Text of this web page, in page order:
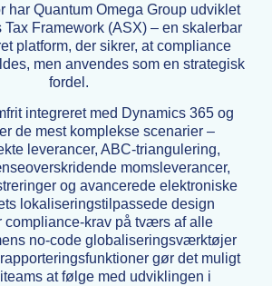
har Quantum Omega Group udviklet
Framework (ASX) – en skalerbar
platform, der sikrer, at compliance
men anvendes som en strategisk
fordel.
integreret med Dynamics 365 og
de mest komplekse scenarier –
leverancer, ABC-triangulering,
momsleverancer,
og avancerede elektroniske
lokaliseringstilpassede design
compliance-krav på tværs af alle
no-code globaliseringsværktøjer
gør det muligt
at følge med udviklingen i